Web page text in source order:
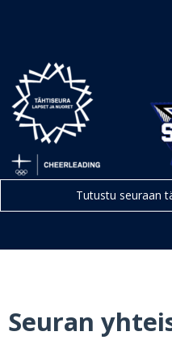
Tutustu seuraan
Seuran